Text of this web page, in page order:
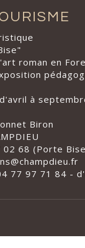
roman en
à
Biron
02 68 (Porte
77 97 71 84 -